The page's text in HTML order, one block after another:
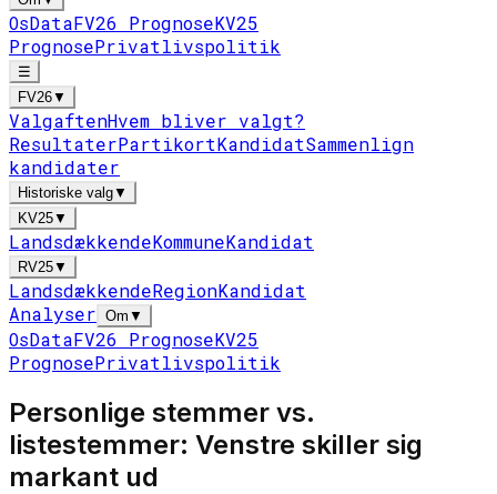
OsDataFV26 PrognoseKV25
PrognosePrivatlivspolitik
☰
FV26▼
ValgaftenHvem bliver valgt?
ResultaterPartikortKandidatSammenlign
kandidater
Historiske valg▼
KV25▼
LandsdækkendeKommuneKandidat
RV25▼
LandsdækkendeRegionKandidat
Analyser Om ▼
OsDataFV26 PrognoseKV25
PrognosePrivatlivspolitik
Personlige stemmer vs.
listestemmer: Venstre skiller sig
markant ud